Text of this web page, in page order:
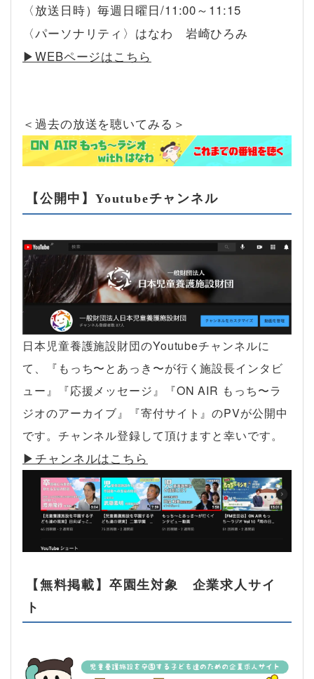
〈放送日時）毎週日曜日/11:00～11:15
〈パーソナリティ〉はなわ 岩崎ひろみ
▶︎WEBページはこちら
＜過去の放送を聴いてみる＞
【公開中】Youtubeチャンネル
日本児童養護施設財団のYoutubeチャンネルに
て、『もっち〜とあっき〜が行く施設長インタビ
ュー』『応援メッセージ』『ON AIR もっち〜ラ
ジオのアーカイブ』『寄付サイト』のPVが公開中
です。チャンネル登録して頂けますと幸いです。
▶︎チャンネルはこちら
【無料掲載】卒園生対象 企業求人サイ
ト